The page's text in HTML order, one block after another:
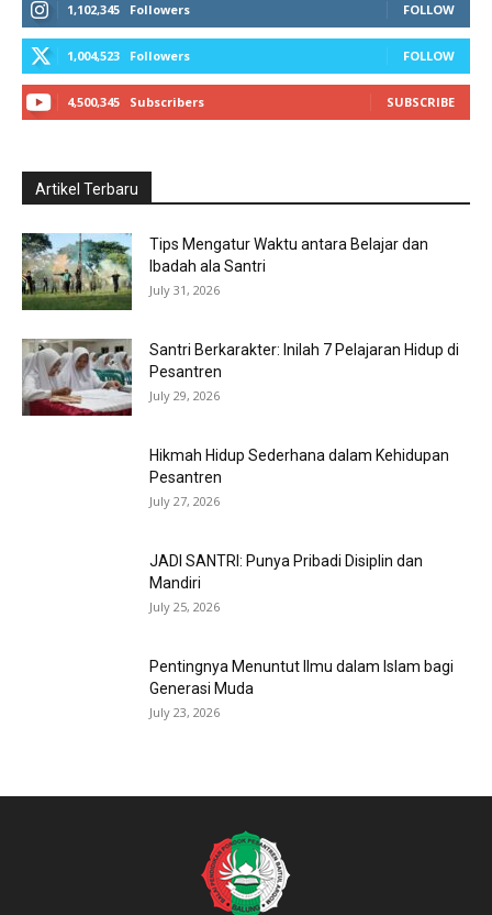
1,102,345 Followers FOLLOW
1,004,523 Followers FOLLOW
4,500,345 Subscribers SUBSCRIBE
Artikel Terbaru
Tips Mengatur Waktu antara Belajar dan
Ibadah ala Santri
July 31, 2026
Santri Berkarakter: Inilah 7 Pelajaran Hidup di
Pesantren
July 29, 2026
Hikmah Hidup Sederhana dalam Kehidupan
Pesantren
July 27, 2026
JADI SANTRI: Punya Pribadi Disiplin dan
Mandiri
July 25, 2026
Pentingnya Menuntut Ilmu dalam Islam bagi
Generasi Muda
July 23, 2026